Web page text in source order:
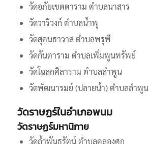
วัดอภัยเขตตาราม ตำบลนาสาร
วัดวารีวงก์ ตำบลน้ำพุ
วัดสุคนธาวาส ตำบลพรุพี
วัดกันตาราม ตำบลเพิ่มพูนทรัพย์
วัดโฉลกศิลาราม ตำบลลำพูน
วัดพัฒนารมย์ (ปลายน้ำ) ตำบลลำพูน
วัดราษฏร์ในอำเภอพนม
วัดราษฏร์มหานิกาย
วัดถ้ำพันธุรัตน์ ตำบลคลองศก